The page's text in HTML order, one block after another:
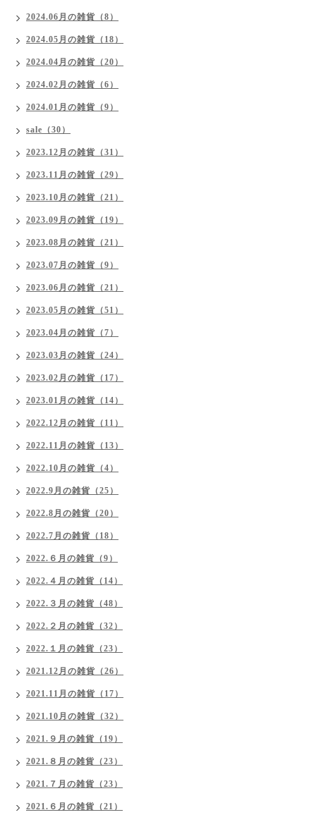
2024.06月の雑貨（8）
2024.05月の雑貨（18）
2024.04月の雑貨（20）
2024.02月の雑貨（6）
2024.01月の雑貨（9）
sale（30）
2023.12月の雑貨（31）
2023.11月の雑貨（29）
2023.10月の雑貨（21）
2023.09月の雑貨（19）
2023.08月の雑貨（21）
2023.07月の雑貨（9）
2023.06月の雑貨（21）
2023.05月の雑貨（51）
2023.04月の雑貨（7）
2023.03月の雑貨（24）
2023.02月の雑貨（17）
2023.01月の雑貨（14）
2022.12月の雑貨（11）
2022.11月の雑貨（13）
2022.10月の雑貨（4）
2022.9月の雑貨（25）
2022.8月の雑貨（20）
2022.7月の雑貨（18）
2022.６月の雑貨（9）
2022.４月の雑貨（14）
2022.３月の雑貨（48）
2022.２月の雑貨（32）
2022.１月の雑貨（23）
2021.12月の雑貨（26）
2021.11月の雑貨（17）
2021.10月の雑貨（32）
2021.９月の雑貨（19）
2021.８月の雑貨（23）
2021.７月の雑貨（23）
2021.６月の雑貨（21）